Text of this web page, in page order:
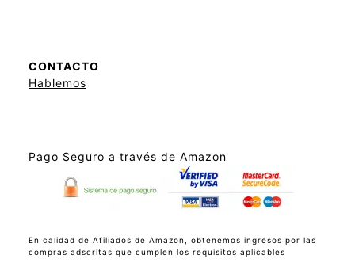
CONTACTO
Hablemos
Pago Seguro a través de Amazon
En calidad de Afiliados de Amazon, obtenemos ingresos por las
compras adscritas que cumplen los requisitos aplicables